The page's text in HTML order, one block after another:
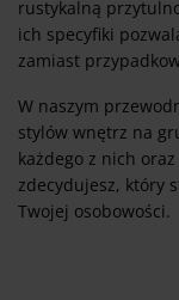
rustykalną
ich specyfiki
zamiast
W naszym
stylów wnętrz na
każdego z nich
zdecydujesz, który
Twojej osobowości.